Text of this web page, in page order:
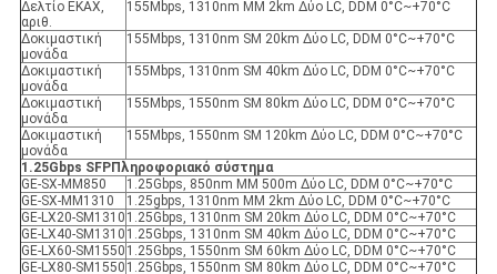
Δελτίο ΕΚΑΧ,
αριθ.
155Mbps, 1310nm MM 2km Δύο LC, DDM 0°C~+70°C
Δοκιμαστική
μονάδα
155Mbps, 1310nm SM 20km Δύο LC, DDM 0°C~+70°C
Δοκιμαστική
μονάδα
155Mbps, 1310nm SM 40km Δύο LC, DDM 0°C~+70°C
Δοκιμαστική
μονάδα
155Mbps, 1550nm SM 80km Δύο LC, DDM 0°C~+70°C
Δοκιμαστική
μονάδα
155Mbps, 1550nm SM 120km Δύο LC, DDM 0°C~+70°C
1.25Gbps SFPΠληροφοριακό σύστημα
GE-SX-MM850
1.25Gbps, 850nm MM 500m Δύο LC, DDM 0°C~+70°C
GE-SX-MM1310
1.25gbps, 1310nm MM 2km Δύο LC, DDM 0°C~+70°C
GE-LX20-SM1310 1.25Gbps, 1310nm SM 20km Δύο LC, DDM 0°C~+70°C
GE-LX40-SM1310 1.25Gbps, 1310nm SM 40km Δύο LC, DDM 0°C~+70°C
GE-LX60-SM1550 1.25Gbps, 1550nm SM 60km Δύο LC, DDM 0°C~+70°C
GE-LX80-SM1550 1.25Gbps, 1550nm SM 80km Δύο LC, DDM 0°C~+70°C